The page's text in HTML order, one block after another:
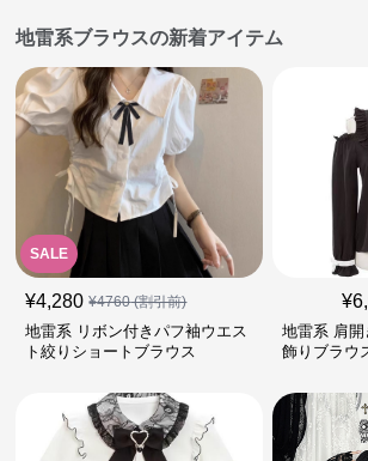
地雷系ブラウスの新着アイテム
SALE
¥4,280 ¥4760(割引前)
地雷系 リボン付きパフ袖ウエス
ト絞りショートブラウス
¥
地雷系 肩
飾りブラウ